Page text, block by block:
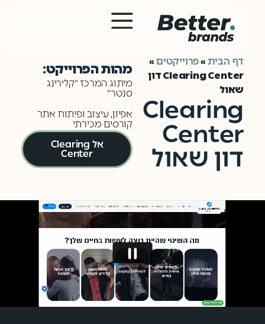
דף הבית»פרוייקטים»
Clearing Center דון
שאול
Clearing
Center
דון שאול
מהות הפרוייקט:
מיתוג המרכז ״קלירינג
סנטר״
אפיון, עיצוב ופיתוח אתר
קורסים מכירתי
אל Clearing
Center